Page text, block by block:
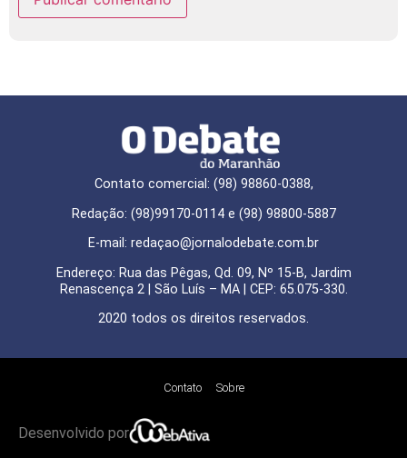
Contato comercial: (98) 98860-0388,
Redação: (98)99170-0114 e (98) 98800-5887
E-mail: redaçao@jornalodebate.com.br
Endereço: Rua das Pêgas, Qd. 09, Nº 15-B, Jardim
Renascença 2 | São Luís – MA | CEP: 65.075-330.
2020 todos os direitos reservados.
Contato Sobre
Desenvolvido por